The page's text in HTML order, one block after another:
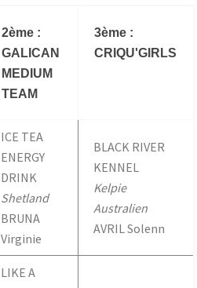
2ème :
GALICAN
MEDIUM
TEAM
3ème :
CRIQU'GIRLS
ICE TEA
ENERGY
DRINK
Shetland
BRUNA
Virginie
BLACK RIVER
KENNEL
Kelpie
Australien
AVRIL Solenn
LIKE A